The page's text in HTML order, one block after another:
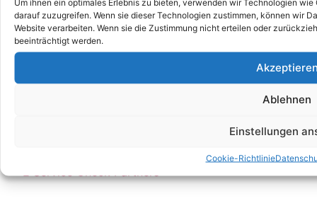
darauf zuzugreifen. Wenn sie dieser Technologien zustimmen, können wir
Website verarbeiten. Wenn sie die Zustimmung nicht erteilen oder
beeinträchtigt werden.
Ablehnen
Einstellungen
Cookie-Richtlinie
Partner:
DGUV V3 Prüfung
DGUV
Stellenangebot